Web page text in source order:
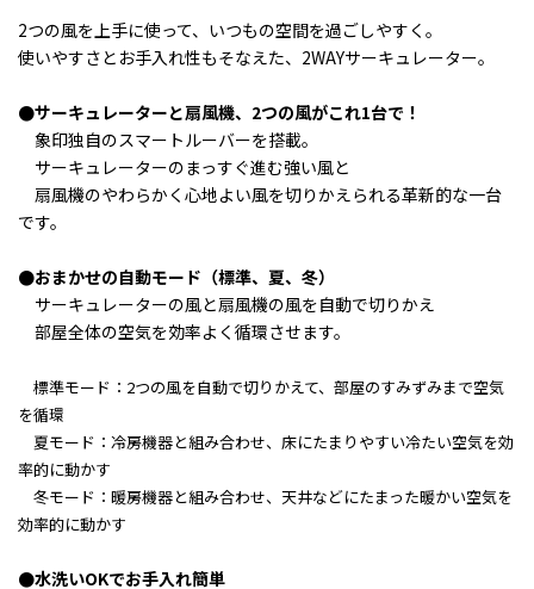
2つの風を上手に使って、いつもの空間を過ごしやすく。
使いやすさとお手入れ性もそなえた、2WAYサーキュレーター。
●サーキュレーターと扇風機、2つの風がこれ1台で！
象印独自のスマートルーバーを搭載。
サーキュレーターのまっすぐ進む強い風と
扇風機のやわらかく心地よい風を切りかえられる革新的な一台
です。
●おまかせの自動モード（標準、夏、冬）
サーキュレーターの風と扇風機の風を自動で切りかえ
部屋全体の空気を効率よく循環させます。
標準モード：2つの風を自動で切りかえて、 部屋のすみずみまで空気
を循環
夏モード：冷房機器と組み合わせ、床にたまりやすい冷たい空気を効
率的に動かす
冬モード：暖房機器と組み合わせ、天井などにたまった暖かい空気を
効率的に動かす
●水洗いOKでお手入れ簡単